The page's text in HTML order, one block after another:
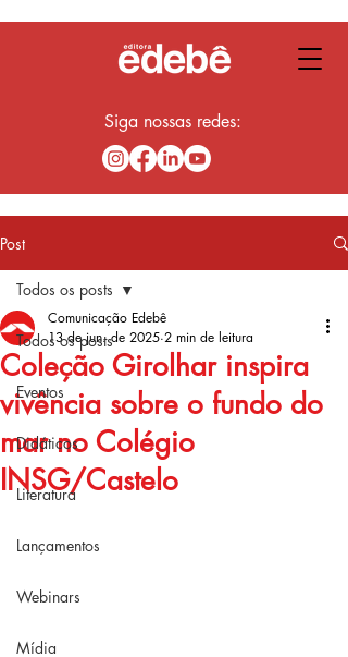
Siga nossas redes:
Post
Todos os posts
Eventos
Didáticos
Literatura
Lançamentos
Webinars
Mídia
Todos os posts
Coleção Girolhar inspira
vivência sobre o fundo do
mar no Colégio
INSG/Castelo
Comunicação Edebê
13 de jun. de 2025 2 min de leitura